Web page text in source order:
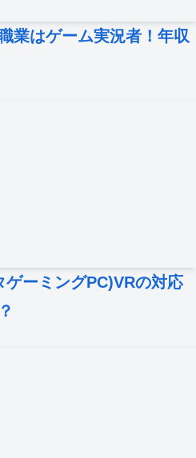
業はゲーム実況者！年収
ーミングPC)VRの対応